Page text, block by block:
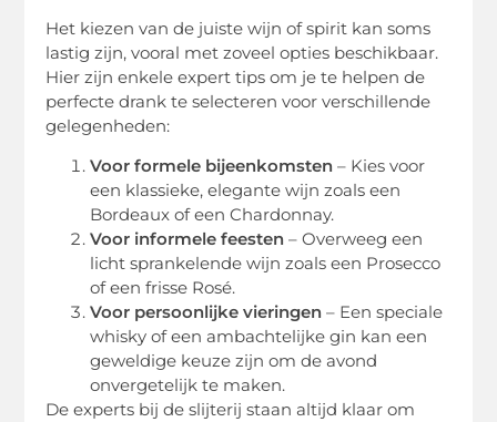
Het kiezen van de juiste wijn of spirit kan soms
lastig zijn, vooral met zoveel opties beschikbaar.
Hier zijn enkele expert tips om je te helpen de
perfecte drank te selecteren voor verschillende
gelegenheden:
Voor formele bijeenkomsten – Kies voor
een klassieke, elegante wijn zoals een
Bordeaux of een Chardonnay.
Voor informele feesten – Overweeg een
licht sprankelende wijn zoals een Prosecco
of een frisse Rosé.
Voor persoonlijke vieringen – Een speciale
whisky of een ambachtelijke gin kan een
geweldige keuze zijn om de avond
onvergetelijk te maken.
De experts bij de slijterij staan altijd klaar om